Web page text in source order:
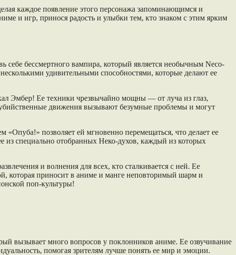
каждое появление этого персонажа запоминающимся и
и игр, принося радость и улыбки тем, кто знаком с этим ярким
бессмертного вампира, который является необычным Neco-
удивительными способностями, которые делают ее
Эмбер! Ее техники чрезвычайно мощны — от луча из глаз,
движения вызывают безумные проблемы и могут
позволяет ей мгновенно перемещаться, что делает ее
из специально отобранных Неко-духов, каждый из которых
и волнения для всех, кто сталкивается с ней. Ее
которая приносит в аниме и манге неповторимый шарм и
поп-культуры!
вызывает много вопросов у поклонников аниме. Ее озвучивание
помогая зрителям лучше понять ее мир и эмоции.